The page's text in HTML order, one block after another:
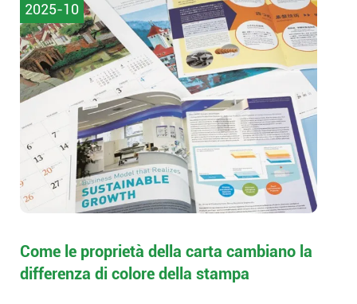
2025-10
Come le proprietà della carta cambiano la
differenza di colore della stampa